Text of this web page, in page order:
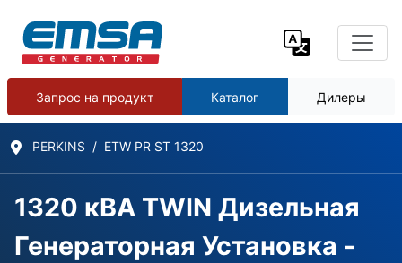
Запрос на продукт Каталог Дилеры
PERKINS ETW PR ST 1320
1320 кВА TWIN Дизельная
Генераторная Установка -